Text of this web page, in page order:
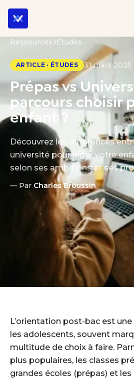
Ressources Études
ARTICLE · ÉTUDES 31 mars 2025
Prépas vs
parcours choisir
enfant ?
Découvrez les différences
université pour aider votre
selon ses ambitions et ses
— Par Charles Broussin
L’orientation post-bac est
les adolescents, souvent
multitude de choix à faire.
plus populaires, les classes
grandes écoles (prépas) et